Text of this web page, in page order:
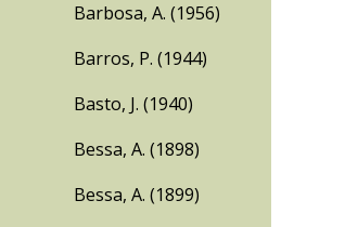
Barbosa, A. (1956)
Barros, P. (1944)
Basto, J. (1940)
Bessa, A. (1898)
Bessa, A. (1899)